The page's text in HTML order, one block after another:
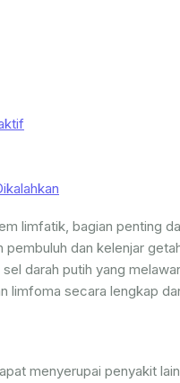
limfatik, bagian penting
dan kelenjar
darah putih yang
limfoma secara lengkap
menyerupai penyakit